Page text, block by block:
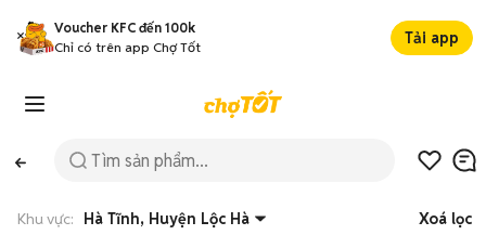
Voucher KFC đến 100k
Chỉ có trên app Chợ Tốt
Tải app
Khu vực: Hà Tĩnh, Huyện Lộc Hà Xoá lọc